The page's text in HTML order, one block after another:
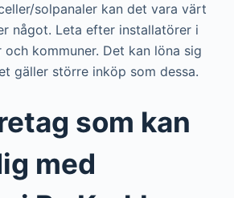
solpanaler kan det vara värt
något. Leta efter installatörer i
kommuner. Det kan löna sig
gäller större inköp som dessa.
som kan
med